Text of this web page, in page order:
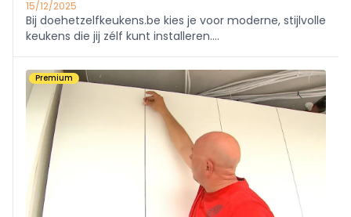
15/12/2025
Bij doehetzelfkeukens.be kies je voor moderne, stijlvolle
keukens die jij zélf kunt installeren.
bespaart op installatiekosten, maar levert niets in op
kwaliteit
Premium